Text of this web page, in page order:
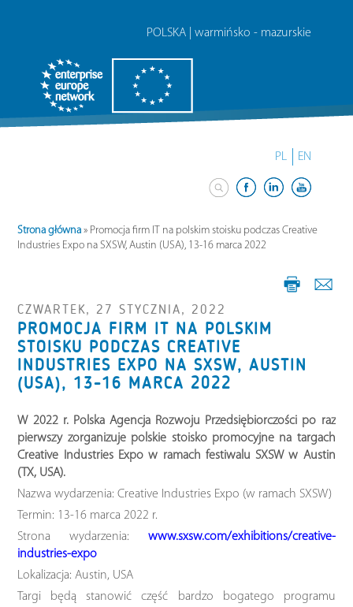
POLSKA | warmińsko - mazurskie
PL EN
Strona główna » Promocja firm IT na polskim stoisku podczas Creative
Industries Expo na SXSW, Austin (USA), 13-16 marca 2022
CZWARTEK, 27 STYCZNIA, 2022
PROMOCJA FIRM IT NA POLSKIM
STOISKU PODCZAS CREATIVE
INDUSTRIES EXPO NA SXSW, AUSTIN
(USA), 13-16 MARCA 2022
W 2022 r. Polska Agencja Rozwoju Przedsiębiorczości po raz
pierwszy zorganizuje polskie stoisko promocyjne na targach
Creative Industries Expo w ramach festiwalu SXSW w Austin
(TX, USA).
Nazwa wydarzenia: Creative Industries Expo (w ramach SXSW)
Termin: 13-16 marca 2022 r.
Strona wydarzenia: www.sxsw.com/exhibitions/creative-
industries-expo
Lokalizacja: Austin, USA
Targi będą stanowić część bardzo bogatego programu